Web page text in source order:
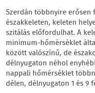
Szerdán többnyire erősen
északkeleten, keleten
szitálás előfordulhat. A
minimum-hőmérséklet
között valószínű, de
délnyugaton néhol
nappali hőmérséklet
délen, délnyugaton 1 és 9